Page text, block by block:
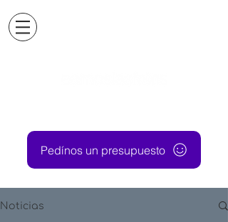
Pedínos un presupuesto
Noticias